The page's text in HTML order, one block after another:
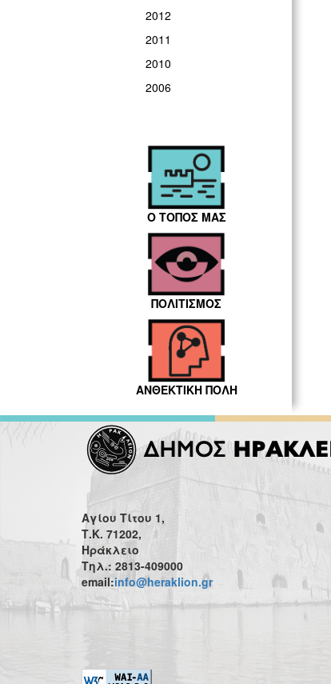
2012
2011
2010
2006
Ο ΤΟΠΟΣ ΜΑΣ
ΠΟΛΙΤΙΣΜΟΣ
ΑΝΘΕΚΤΙΚΗ ΠΟΛΗ
Αγίου Τίτου 1,
Τ.Κ. 71202,
Ηράκλειο
Τηλ.: 2813-409000
email:info@heraklion.gr